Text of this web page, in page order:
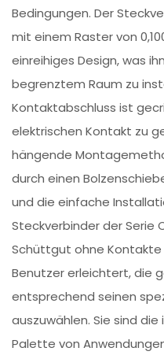
Bedingungen. Der
mit einem Raster von
einreihiges Design, was
begrenztem Raum zu
Kontaktabschluss ist
elektrischen Kontakt zu
hängende
durch einen
und die einfache
Steckverbinder der Serie
Schüttgut ohne
Benutzer erleichtert, die
entsprechend seinen
auszuwählen. Sie sind
Palette von